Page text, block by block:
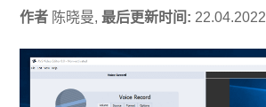
作者 陈晓曼,最后更新时间: 22.04.2022